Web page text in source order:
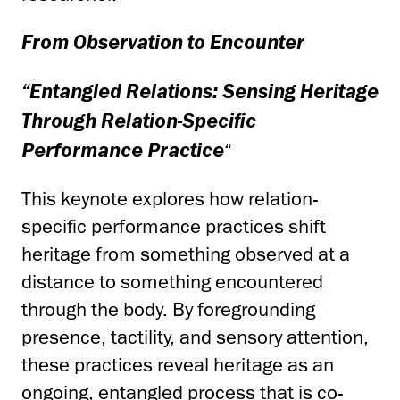
From Observation to Encounter
“Entangled Relations: Sensing Heritage
Through Relation-Specific
Performance Practice“
This keynote explores how relation-
specific performance practices shift
heritage from something observed at a
distance to something encountered
through the body. By foregrounding
presence, tactility, and sensory attention,
these practices reveal heritage as an
ongoing, entangled process that is co-